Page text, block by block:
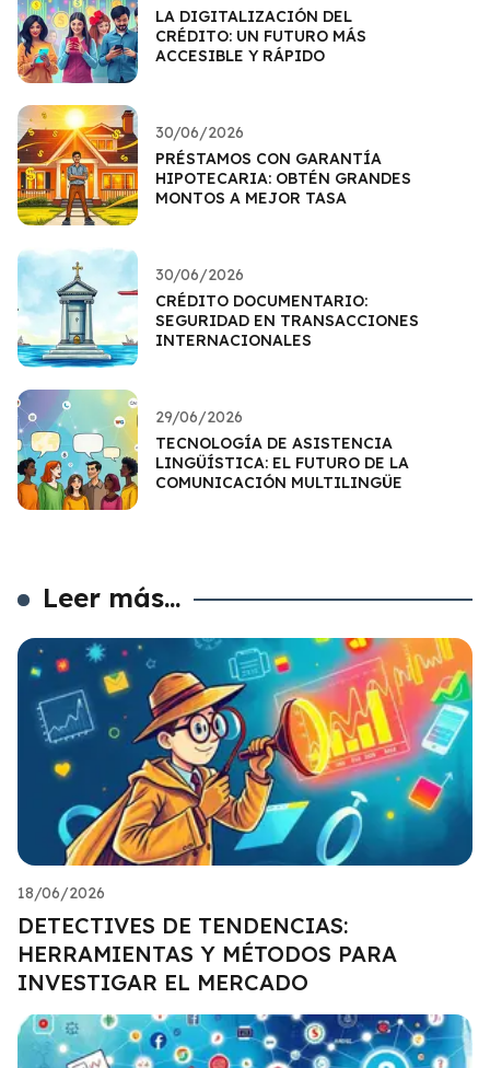
LA DIGITALIZACIÓN DEL
CRÉDITO: UN FUTURO MÁS
ACCESIBLE Y RÁPIDO
30/06/2026
PRÉSTAMOS CON GARANTÍA
HIPOTECARIA: OBTÉN GRANDES
MONTOS A MEJOR TASA
30/06/2026
CRÉDITO DOCUMENTARIO:
SEGURIDAD EN TRANSACCIONES
INTERNACIONALES
29/06/2026
TECNOLOGÍA DE ASISTENCIA
LINGÜÍSTICA: EL FUTURO DE LA
COMUNICACIÓN MULTILINGÜE
Leer más...
18/06/2026
DETECTIVES DE TENDENCIAS:
HERRAMIENTAS Y MÉTODOS PARA
INVESTIGAR EL MERCADO